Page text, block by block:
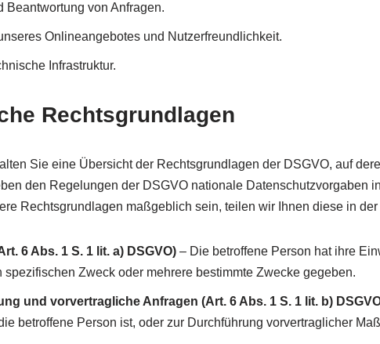
Beantwortung von Anfragen.
Onlineangebotes und Nutzerfreundlichkeit.
Infrastruktur.
Rechtsgrundlagen
Sie eine Übersicht der Rechtsgrundlagen der DSGVO, auf
den Regelungen der DSGVO nationale Datenschutzvorgaben
Rechtsgrundlagen maßgeblich sein, teilen wir Ihnen diese in
6 Abs. 1 S. 1 lit. a) DSGVO) – Die betroffene Person hat ihre
spezifischen Zweck oder mehrere bestimmte Zwecke gegeben.
und vorvertragliche Anfragen (Art. 6 Abs. 1 S. 1 lit. b)
betroffene Person ist, oder zur Durchführung vorvertraglicher